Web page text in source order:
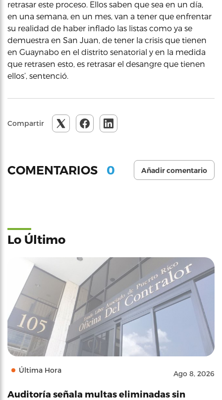
retrasar este proceso. Ellos saben que sea en un día,
en una semana, en un mes, van a tener que enfrentar
su realidad de haber inflado las listas como ya se
demuestra en San Juan, de tener la crisis que tienen
en Guaynabo en el distrito senatorial y en la medida
que retrasen esto, es retrasar el desangre que tienen
ellos’, sentenció.
Compartir
COMENTARIOS 0 Añadir comentario
Lo Último
Última Hora Ago 8, 2026
Auditoría señala multas eliminadas sin